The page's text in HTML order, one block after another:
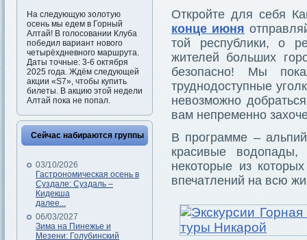
На следующую золотую
осень мы едем в Горный
Алтай! В голосовании Клуба
победил вариант нового
четырёхдневного маршрута.
Даты точные: 3-6 октября
2025 года. Ждём следующей
акции «S7», чтобы купить
билеты. В акцию этой недели
Алтай пока не попал.
Сейчас набираются группы
03/10/2026
Гастрономическая осень в
Суздале: Суздаль –
Кидекша
далее...
06/03/2027
Зима на Пинежье и
Мезени: Голубинский
Откройте для себя
конце июня
той республики, о
жителей больших
безопасно! Мы
труднодоступные
невозможно
вам непременно
В программе –
красивые
некоторые из
впечатлений на всю